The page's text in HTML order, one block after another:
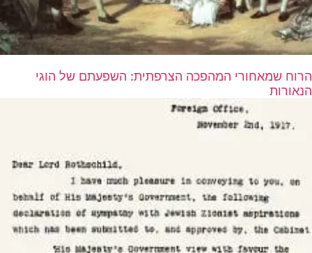
הרוח שמאחורי המהפכה הצרפתית: השפעתם של הוגי
הנאורות